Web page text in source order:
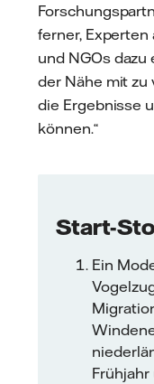
ferner,
und NGOs dazu
der Nähe mit zu
die Ergebnisse
können.“
Start-
Ein